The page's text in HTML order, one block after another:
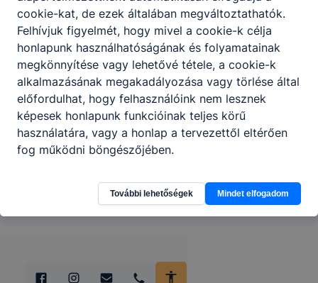
cookie-kat, de ezek általában megváltoztathatók.
Felhívjuk figyelmét, hogy mivel a cookie-k célja
honlapunk használhatóságának és folyamatainak
megkönnyítése vagy lehetővé tétele, a cookie-k
alkalmazásának megakadályozása vagy törlése által
előfordulhat, hogy felhasználóink nem lesznek
képesek honlapunk funkcióinak teljes körű
használatára, vagy a honlap a tervezettől eltérően
fog működni böngészőjében.
További lehetőségek Mindet elfogadom